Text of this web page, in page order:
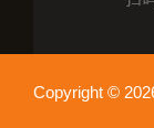
Copyright ©